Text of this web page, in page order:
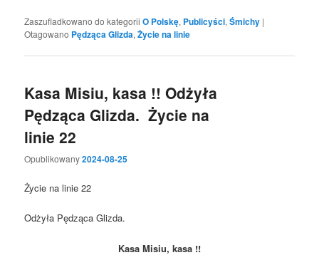
Zaszufladkowano do kategorii O Polskę, Publicyści,Śmichy |
Otagowano Pędząca Glizda,Życie na linie
Kasa Misiu, kasa !! Odżyła
Pędząca Glizda. Życie na
linie 22
Opublikowany2024-08-25
Życie na linie 22
Odżyła Pędząca Glizda.
Kasa Misiu, kasa !!